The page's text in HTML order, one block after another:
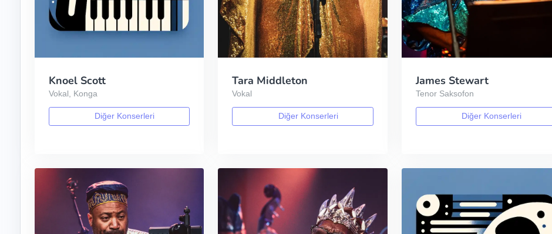
Knoel Scott
Vokal, Konga
Diğer Konserleri
Tara Middleton
Vokal
Diğer Konserleri
James Stewart
Tenor Saksofon
Diğer Konserleri